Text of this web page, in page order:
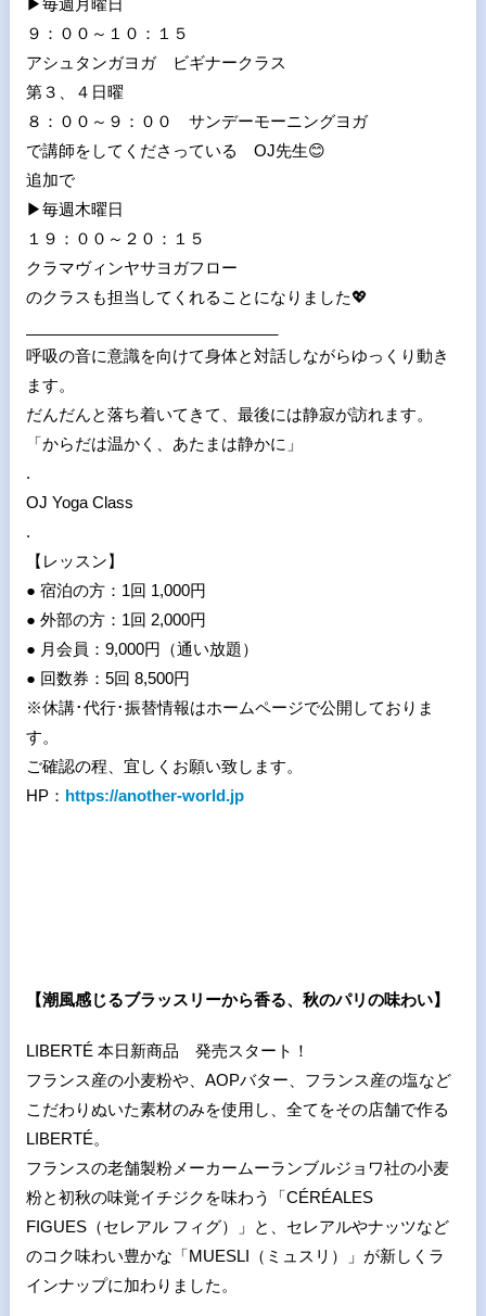
▶︎毎週月曜日
９：００～１０：１５
アシュタンガヨガ ビギナークラス
第３、４日曜
８：００～９：００ サンデーモーニングヨガ
で講師をしてくださっている OJ先生😊
追加で
▶︎毎週木曜日
１９：００～２０：１５
クラマヴィンヤサヨガフロー
のクラスも担当してくれることになりました💖
呼吸の音に意識を向けて身体と対話しながらゆっくり動き
ます。
だんだんと落ち着いてきて、最後には静寂が訪れます。
「からだは温かく、あたまは静かに」
.
OJ Yoga Class
.
【レッスン】
● 宿泊の方：1回 1,000円
● 外部の方：1回 2,000円
● 月会員：9,000円（通い放題）
● 回数券：5回 8,500円
※休講･代行･振替情報はホームページで公開しておりま
す。
ご確認の程、宜しくお願い致します。
HP： https://another-world.jp
【潮風感じるブラッスリーから香る、秋のパリの味わい】
LIBERTÉ 本日新商品 発売スタート！
フランス産の小麦粉や、AOPバター、フランス産の塩など
こだわりぬいた素材のみを使用し、全てをその店舗で作る
LIBERTÉ。
フランスの老舗製粉メーカームーランブルジョワ社の小麦
粉と初秋の味覚イチジクを味わう「CÉRÉALES
FIGUES（セレアル フィグ）」と、セレアルやナッツなど
のコク味わい豊かな「MUESLI（ミュスリ）」が新しくラ
インナップに加わりました。